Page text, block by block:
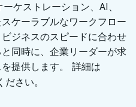
ケストレーション、AI、
ケーラブルなワークフロー
ジネスのスピードに合わせ
同時に、企業リーダーが求
提供します。 詳細は
ださい。